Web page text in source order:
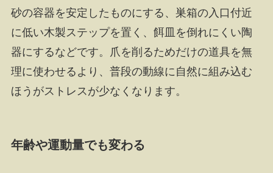
砂の容器を安定したものにする、巣箱の入口付近
に低い木製ステップを置く、餌皿を倒れにくい陶
器にするなどです。爪を削るためだけの道具を無
理に使わせるより、普段の動線に自然に組み込む
ほうがストレスが少なくなります。
年齢や運動量でも変わる